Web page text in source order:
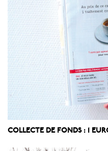
COLLECTE DE FONDS : 1